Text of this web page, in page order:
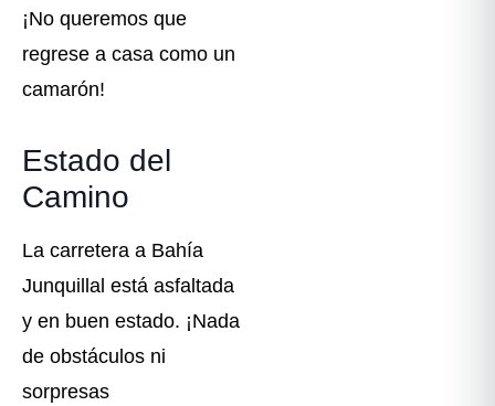
¡No queremos que
regrese a casa como un
camarón!
Estado del
Camino
La carretera a Bahía
Junquillal está asfaltada
y en buen estado. ¡Nada
de obstáculos ni
sorpresas